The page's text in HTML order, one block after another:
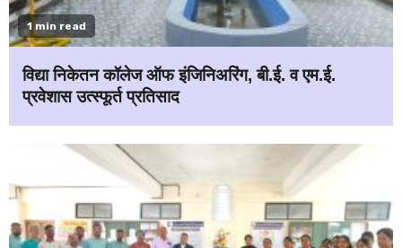
1 min read
विद्या निकेतन कॉलेज ऑफ इंजिनिअरिंग, बी.ई. व एम.ई.
प्रवेशास उत्स्फूर्त प्रतिसाद